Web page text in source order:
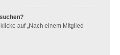
auf „Nach einem Mitglied